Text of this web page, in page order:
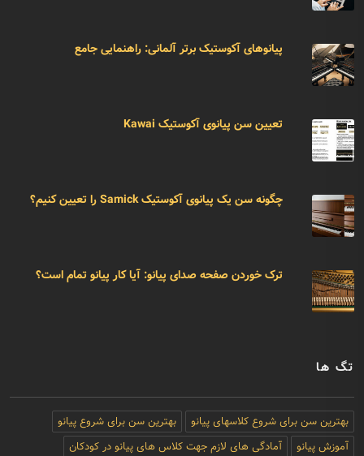
پیانوهای آکوستیک برتر آلمانی: راهنمایی جامع
تعیین سن پیانوی آکوستیک Kawai
چگونه سن یک پیانوی آکوستیک Samick را تعیین کنیم؟
ترک خوردن صفحه صدای پیانو: آیا کار پیانو تمام است؟
تگ ها
بهترین سن برای شروع کلاسهای پیانو
بهترین سن برای شروع پیانو
آموزش پیانو
آمادگی های لازم جهت کلاس های پیانو در کودکان